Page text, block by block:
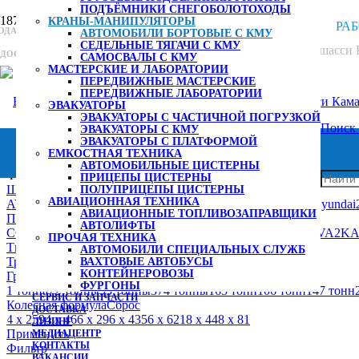
СПЕЦТЕХНИКИ
ДОСТАВКА ПО РФ И СНГ
ПОДЪЁМНИКИ СНЕГОБОЛОТОХОДЫ
КРАНЫ-МАНИПУЛЯТОРЫ
АВТОМОБИЛИ БОРТОВЫЕ С КМУ
СЕДЕЛЬНЫЕ ТЯГАЧИ С КМУ
САМОСВАЛЫ С КМУ
МАСТЕРСКИЕ И ЛАБОРАТОРИИ
ПЕРЕДВИЖНЫЕ МАСТЕРСКИЕ
ПЕРЕДВИЖНЫЕ ЛАБОРАТОРИИ
ЭВАКУАТОРЫ
ЭВАКУАТОРЫ С ЧАСТИЧНОЙ ПОГРУЗКОЙ
ЭВАКУАТОРЫ С КМУ
ЭВАКУАТОРЫ С ПЛАТФОРМОЙ
ЕМКОСТНАЯ ТЕХНИКА
АВТОМОБИЛЬНЫЕ ЦИСТЕРНЫ
ПРИЦЕПЫ ЦИСТЕРНЫ
ПОЛУПРИЦЕПЫ ЦИСТЕРНЫ
АВИАЦИОННАЯ ТЕХНИКА
АВИАЦИОННЫЕ ТОПЛИВОЗАПРАВЩИКИ
АВТОЛИФТЫ
ПРОЧАЯ ТЕХНИКА
АВТОМОБИЛИ СПЕЦИАЛЬНЫХ СЛУЖБ
ВАХТОВЫЕ АВТОБУСЫ
КОНТЕЙНЕРОВОЗЫ
ФУРГОНЫ
СЕРВИС И ЗАПЧАСТИ
ДОСТАВКА
ЛИЗИНГ
МЕДИАЦЕНТР
КОНТАКТЫ
Поиск
Главная
Краны-манипуляторы
Автомобили бортовые с КМУ
Страница 4
АВТОМОБИЛИ БОРТОВЫЕ С КМУ
Фильтр
Шасси
Сброс
AVIA D1201DONGFENG2FAW5FORD Hyundai
Производитель КМУСброс
COBRA1EFFER14FASSI8HIAB HYVA2
Тип КМУСброс
Тросовый
68 Шарнирно-сочлененный64
Грузоподъемность КМУСброс
1 тонна72 тонны93 тонны374 тонны 165 тонн 106 тонн 147 тонн
Колесная формулаСброс
4 x 2594 x 466 x 296 x 4356 x 6218 x 448 x 81
Применить
Фильтр